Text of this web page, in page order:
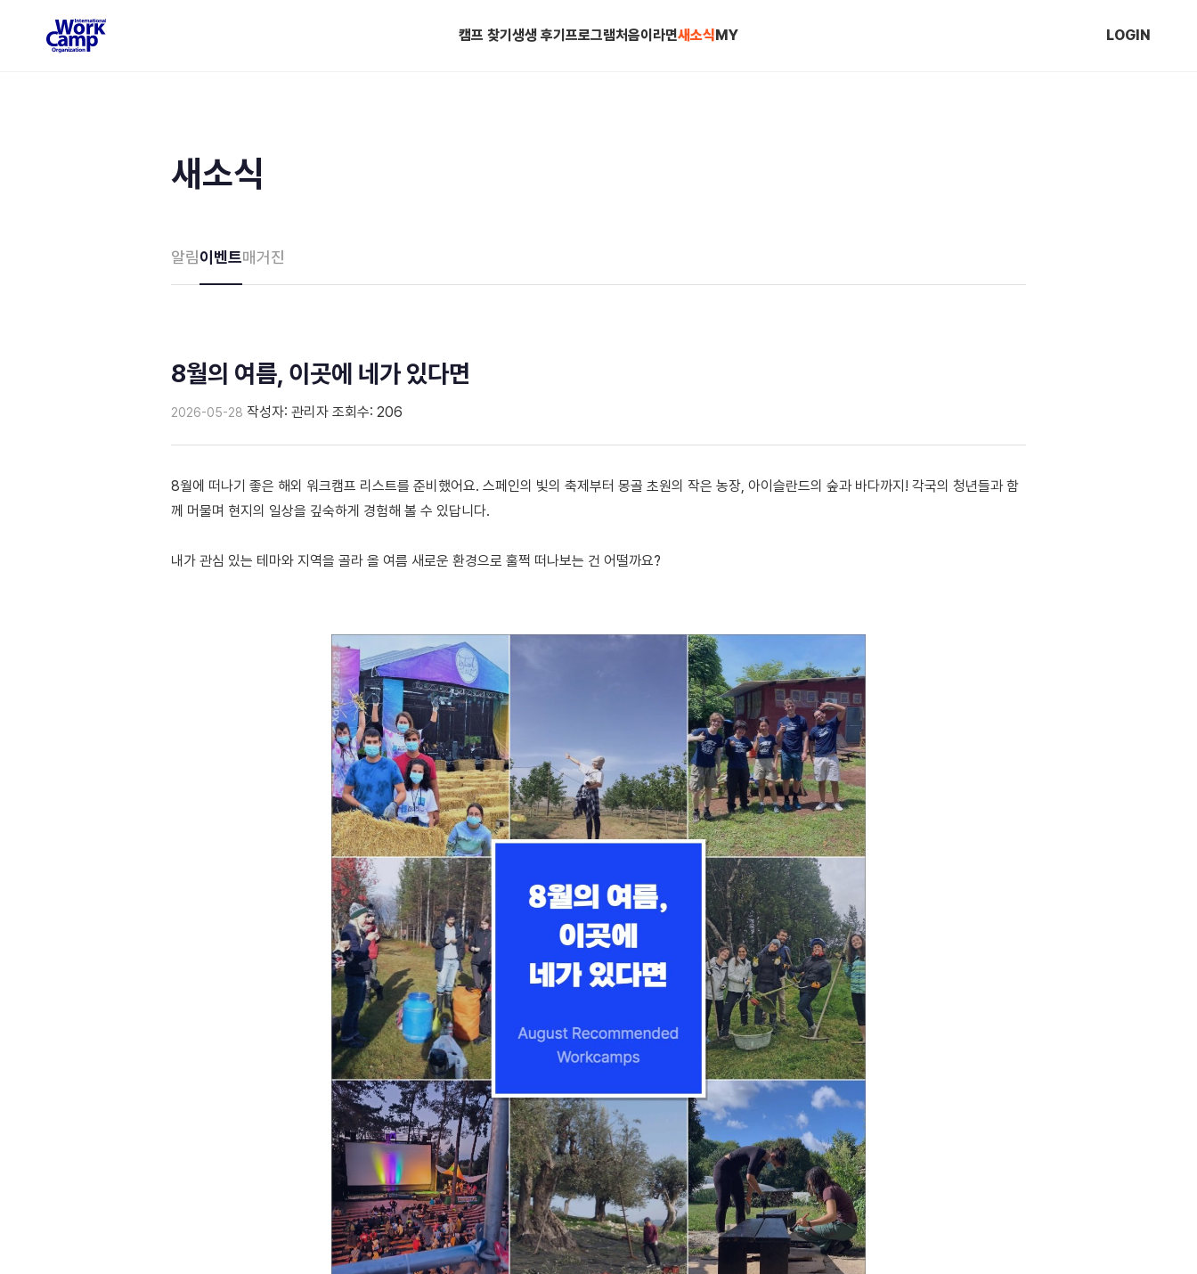
캠프 찾기 생생 후기 프로그램처음이라면새소식MY LOGIN
새소식
알림이벤트매거진
8월의 여름, 이곳에 네가 있다면
2026-05-28 작성자: 관리자 조회수: 206
8월에 떠나기 좋은 해외 워크캠프 리스트를 준비했어요. 스페인의 빛의 축제부터 몽골 초원의 작은 농장, 아이슬란드의 숲과 바다까지! 각국의 청년들과 함
께 머물며 현지의 일상을 깊숙하게 경험해 볼 수 있답니다.
내가 관심 있는 테마와 지역을 골라 올 여름 새로운 환경으로 훌쩍 떠나보는 건 어떨까요?